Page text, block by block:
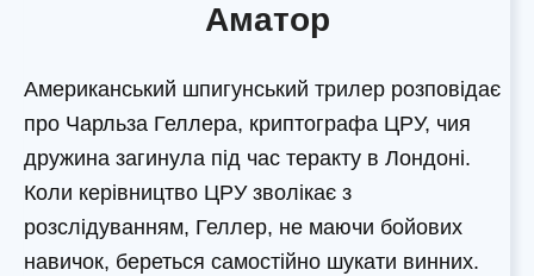
Аматор
Американський шпигунський трилер розповідає
про Чарльза Геллера, криптографа ЦРУ, чия
дружина загинула під час теракту в Лондоні.
Коли керівництво ЦРУ зволікає з
розслідуванням, Геллер, не маючи бойових
навичок, береться самостійно шукати винних.